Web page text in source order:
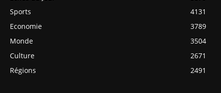
Sports
4131
Economie
3789
Monde
3504
Culture
2671
Régions
2491